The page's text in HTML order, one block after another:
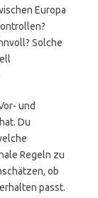
Europa
Solche
und
hat. Du
Regeln zu
ob
passt.